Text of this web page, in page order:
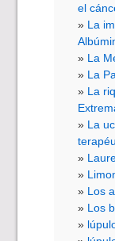
el
La
La
La
La
La
Los
Los